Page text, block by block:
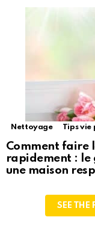
Nettoyage Tips vie
Comment faire
rapidement : le
une maison
SEE THE